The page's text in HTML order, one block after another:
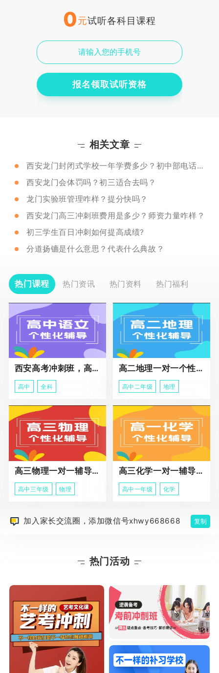
0元试听各科目课程
报名领取试听资格
相关文章
西安龙门封闭式学校一年学费多少？初中部电话是多少？
西安龙门会体罚吗？初三适合去吗？
龙门实验班管理咋样？提分快吗？
西安龙门高三冲刺班费用是多少？师资力量咋样？
初三学生百日冲刺如何提高成绩?
分道扬镳是什么意思？代表什么典故？
热门课程 热门资讯 热门资料 热门福利
西安高考冲刺班，高三全科辅导
高中 全科
高二地理一对一个性化冲刺辅导课程
高中二年级 地理
高三物理一对一辅导课程
高中三年级 物理
高三化学一对一辅导课程
高中一年级 化学
加入家长交流圈，添加微信号xhwy668668 复制
热门活动